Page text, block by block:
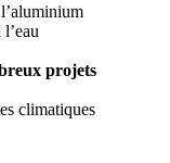
projets
climatiques